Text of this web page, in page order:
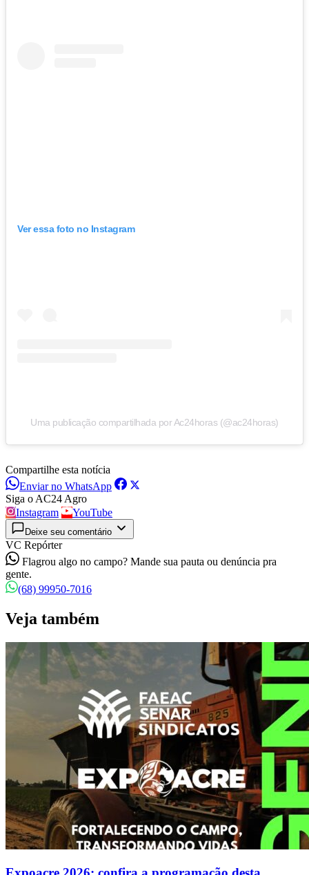
Ver essa foto no Instagram
Uma publicação compartilhada por Ac24horas (@ac24horas)
Compartilhe esta notícia
Enviar no WhatsApp
Siga o AC24 Agro
Instagram
YouTube
Deixe seu comentário
VC Repórter
Flagrou algo no campo? Mande sua pauta ou denúncia pra
gente.
(68) 99950-7016
Veja também